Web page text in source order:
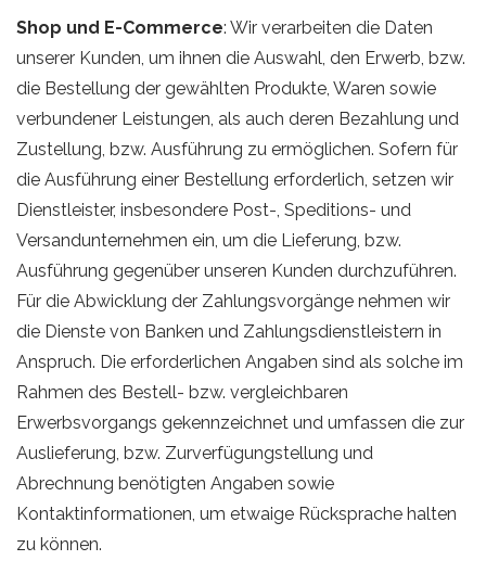
Shop und E-Commerce: Wir verarbeiten die Daten
unserer Kunden, um ihnen die Auswahl, den Erwerb, bzw.
die Bestellung der gewählten Produkte, Waren sowie
verbundener Leistungen, als auch deren Bezahlung und
Zustellung, bzw. Ausführung zu ermöglichen. Sofern für
die Ausführung einer Bestellung erforderlich, setzen wir
Dienstleister, insbesondere Post-, Speditions- und
Versandunternehmen ein, um die Lieferung, bzw.
Ausführung gegenüber unseren Kunden durchzuführen.
Für die Abwicklung der Zahlungsvorgänge nehmen wir
die Dienste von Banken und Zahlungsdienstleistern in
Anspruch. Die erforderlichen Angaben sind als solche im
Rahmen des Bestell- bzw. vergleichbaren
Erwerbsvorgangs gekennzeichnet und umfassen die zur
Auslieferung, bzw. Zurverfügungstellung und
Abrechnung benötigten Angaben sowie
Kontaktinformationen, um etwaige Rücksprache halten
zu können.